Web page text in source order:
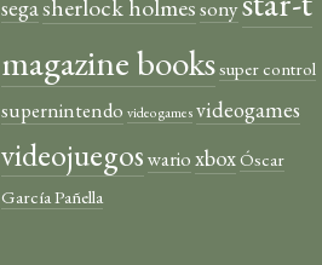
segasherlock holmessony
magazine bookssuper control
supernintendo video games videogames
videojuegoswarioxboxÓscar
García Pañella